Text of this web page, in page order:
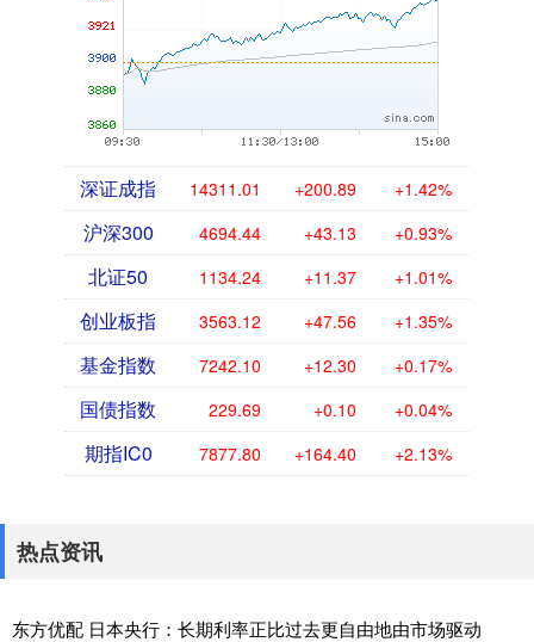
深证成指 14311.01 +200.89 +1.42%
沪深300 4694.44 +43.13 +0.93%
北证50 1134.24 +11.37 +1.01%
创业板指 3563.12 +47.56 +1.35%
基金指数 7242.10 +12.30 +0.17%
国债指数 229.69 +0.10 +0.04%
期指IC0 7877.80 +164.40 +2.13%
热点资讯
东方优配 日本央行：长期利率正比过去更自由地由市场驱动